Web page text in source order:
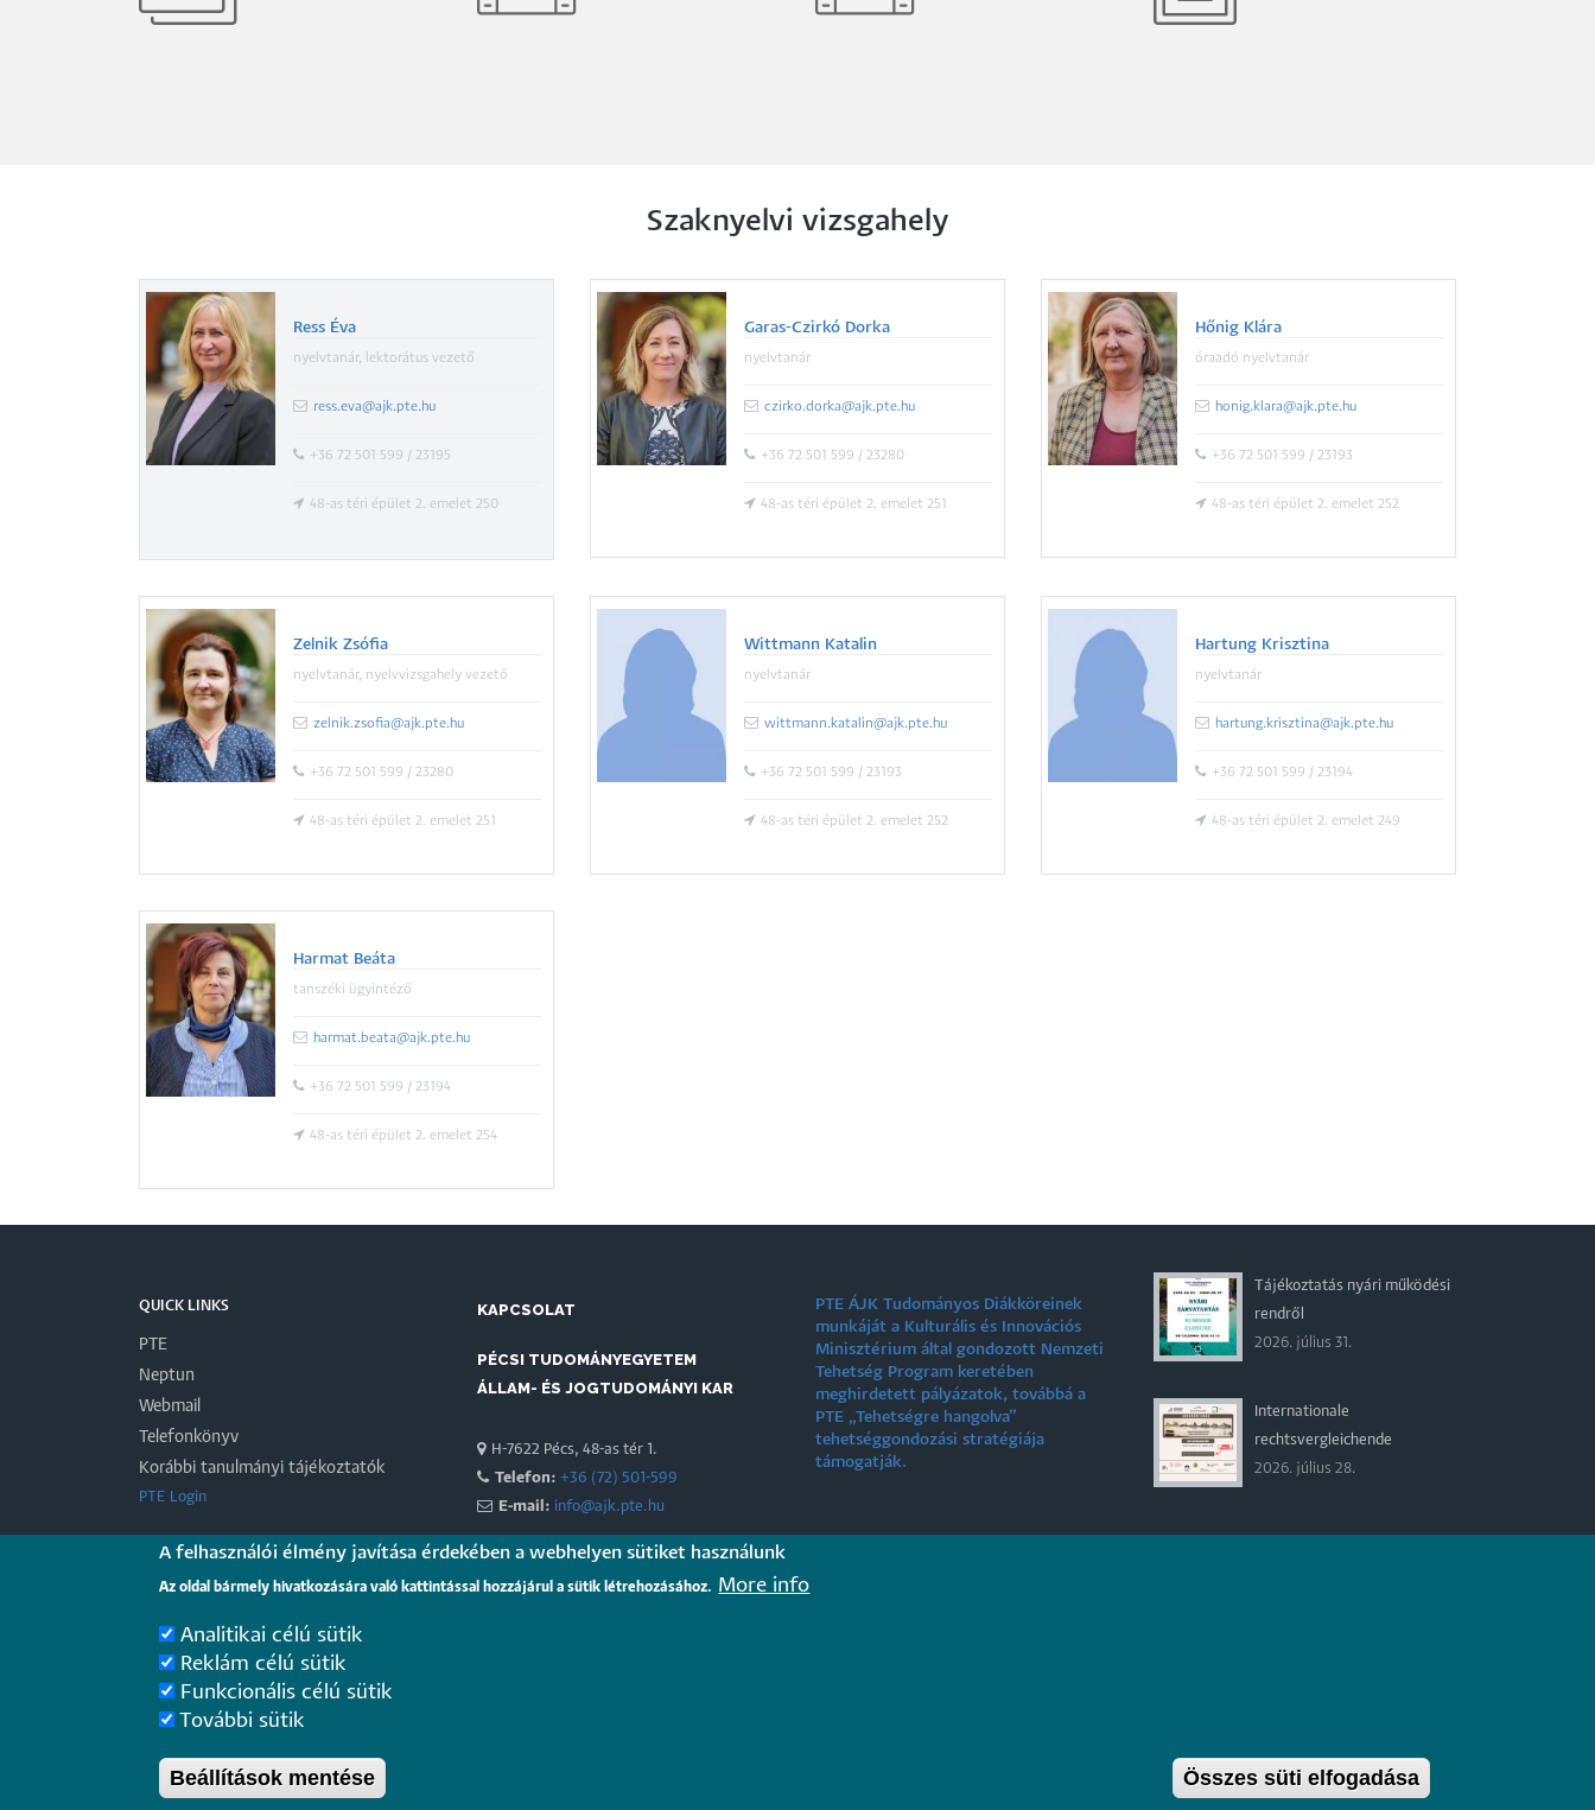
Szaknyelvi vizsgahely
Ress Éva
nyelvtanár, lektorátus vezető
ress.eva@ajk.pte.hu
+36 72 501 599 / 23195
48-as téri épület 2. emelet 250
Garas-Czirkó Dorka
nyelvtanár
czirko.dorka@ajk.pte.hu
+36 72 501 599 / 23280
48-as téri épület 2. emelet 251
Hőnig Klára
óraadó nyelvtanár
honig.klara@ajk.pte.hu
+36 72 501 599 / 23193
48-as téri épület 2. emelet 252
Zelnik Zsófia
nyelvtanár, nyelvvizsgahely vezető
zelnik.zsofia@ajk.pte.hu
+36 72 501 599 / 23280
48-as téri épület 2. emelet 251
Wittmann Katalin
nyelvtanár
wittmann.katalin@ajk.pte.hu
+36 72 501 599 / 23193
48-as téri épület 2. emelet 252
Hartung Krisztina
nyelvtanár
hartung.krisztina@ajk.pte.hu
+36 72 501 599 / 23194
48-as téri épület 2. emelet 249
Harmat Beáta
tanszéki ügyintéző
harmat.beata@ajk.pte.hu
+36 72 501 599 / 23194
48-as téri épület 2. emelet 254
QUICK LINKS
PTE
Neptun
Webmail
Telefonkönyv
Korábbi tanulmányi tájékoztatók
PTE Login
KAPCSOLAT
PÉCSI TUDOMÁNYEGYETEM
ÁLLAM- ÉS JOGTUDOMÁNYI KAR
H-7622 Pécs, 48-as tér 1.
Telefon: +36 (72) 501-599
E-mail: info@ajk.pte.hu
PTE ÁJK Tudományos Diákköreinek
munkáját a Kulturális és Innovációs
Minisztérium által gondozott Nemzeti
Tehetség Program keretében
meghirdetett pályázatok, továbbá a
PTE „Tehetségre hangolva”
tehetséggondozási stratégiája
támogatják.
Tájékoztatás nyári működési
rendről
2026. július 31.
Internationale
rechtsvergleichende
Konferenz für junge
2026. július 28.
csoport- 2020.
A felhasználói élmény javítása érdekében a webhelyen sütiket használunk
Az oldal bármely hivatkozására való kattintással hozzájárul a sütik létrehozásához. More info
Analitikai célú sütik
Reklám célú sütik
Funkcionális célú sütik
További sütik
Beállítások mentése Összes süti elfogadása